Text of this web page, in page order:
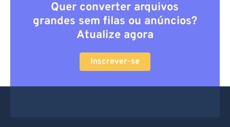
Quer converter arquivos
grandes sem filas ou anúncios?
Atualize agora
Inscrever-se